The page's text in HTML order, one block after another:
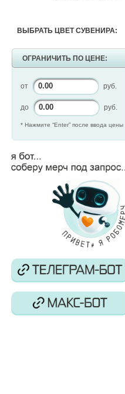
ВЫБРАТЬ ЦВЕТ СУВЕНИРА:
ОГРАНИЧИТЬ ПО ЦЕНЕ:
от руб.
до руб.
* Нажмите “Enter” после ввода цены